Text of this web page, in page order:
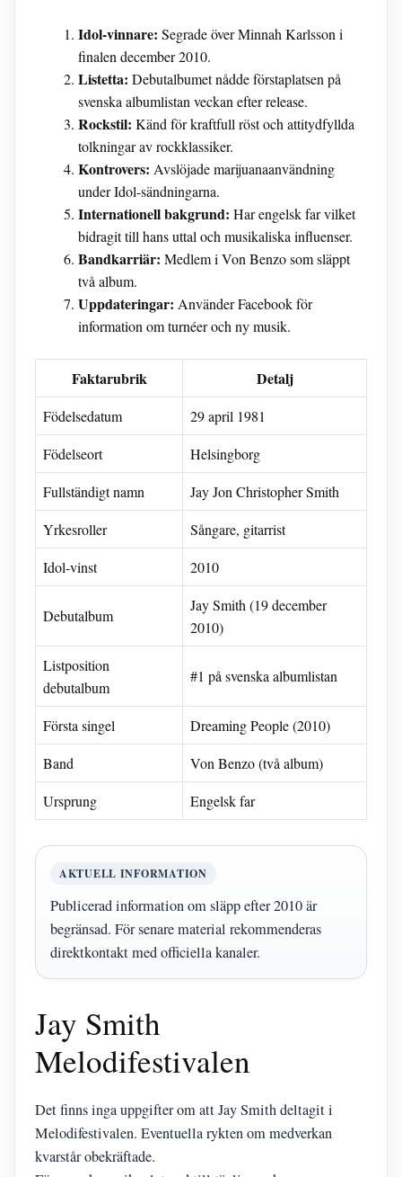
Idol-vinnare: Segrade över Minnah Karlsson i
finalen december 2010.
Listetta: Debutalbumet nådde förstaplatsen på
svenska albumlistan veckan efter release.
Rockstil: Känd för kraftfull röst och attitydfyllda
tolkningar av rockklassiker.
Kontrovers: Avslöjade marijuanaanvändning
under Idol-sändningarna.
Internationell bakgrund: Har engelsk far vilket
bidragit till hans uttal och musikaliska influenser.
Bandkarriär: Medlem i Von Benzo som släppt
två album.
Uppdateringar: Använder Facebook för
information om turnéer och ny musik.
Faktarubrik Detalj
Födelsedatum
29 april 1981
Födelseort
Helsingborg
Fullständigt namn
Jay Jon Christopher Smith
Yrkesroller
Sångare, gitarrist
Idol-vinst
2010
Debutalbum
Jay Smith (19 december
2010)
Listposition
debutalbum
#1 på svenska albumlistan
Första singel
Dreaming People (2010)
Band
Von Benzo (två album)
Ursprung
Engelsk far
AKTUELL INFORMATION
Publicerad information om släpp efter 2010 är
begränsad. För senare material rekommenderas
direktkontakt med officiella kanaler.
Jay Smith
Melodifestivalen
Det finns inga uppgifter om att Jay Smith deltagit i
Melodifestivalen. Eventuella rykten om medverkan
kvarstår obekräftade.